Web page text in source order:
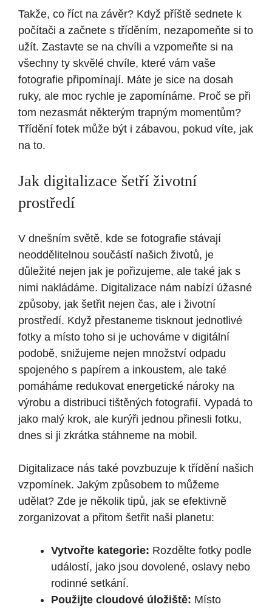
Takže, co říct na závěr? Když příště sednete k
počítači a začnete s tříděním, nezapomeňte si to
užít. Zastavte se na chvíli a vzpomeňte si na
všechny ty skvělé chvíle, které vám vaše
fotografie připomínají. Máte je sice na dosah
ruky, ale moc rychle je zapomínáme. Proč se při
tom nezasmát některým trapným momentům?
Třídění fotek může být i zábavou, pokud víte, jak
na to.
Jak digitalizace šetří životní
prostředí
V dnešním světě, kde se fotografie stávají
neoddělitelnou součástí našich životů, je
důležité nejen jak je pořizujeme, ale také jak s
nimi nakládáme. Digitalizace nám nabízí úžasné
způsoby, jak šetřit nejen čas, ale i životní
prostředí. Když přestaneme tisknout jednotlivé
fotky a místo toho si je uchováme v digitální
podobě, snižujeme nejen množství odpadu
spojeného s papírem a inkoustem, ale také
pomáháme redukovat energetické nároky na
výrobu a distribuci tištěných fotografií. Vypadá to
jako malý krok, ale kurýři jednou přinesli fotku,
dnes si ji zkrátka stáhneme na mobil.
Digitalizace nás také povzbuzuje k třídění našich
vzpomínek. Jakým způsobem to můžeme
udělat? Zde je několik tipů, jak se efektivně
zorganizovat a přitom šetřit naši planetu:
Vytvořte kategorie: Rozdělte fotky podle
událostí, jako jsou dovolené, oslavy nebo
rodinné setkání.
Použijte cloudové úložiště: Místo